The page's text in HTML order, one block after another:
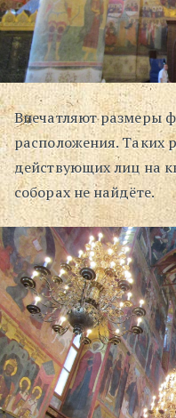
Впечатляют размеры
расположения. Таких
действующих лиц на
соборах не найдёте.